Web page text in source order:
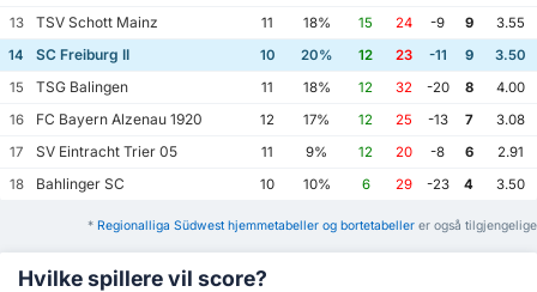
13
TSV Schott Mainz 11 18% 15 24 -9 9
3.55
14
SC Freiburg II 10 20% 12 23 -11 9
3.50
15
TSG Balingen 11 18% 12 32 -20 8
4.00
16
FC Bayern Alzenau 1920 12 17% 12 25 -13 7
3.08
17
SV Eintracht Trier 05 11 9% 12 20 -8 6
2.91
18
Bahlinger SC 10 10% 6 29 -23 4 3.50
* Regionalliga Südwest hjemmetabeller og bortetabeller er også tilgjengelige
Hvilke spillere vil score?